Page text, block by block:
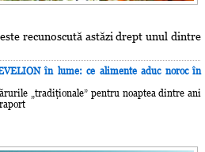
recunoscută astăzi drept unul dintre
în lume: ce alimente aduc noroc în
„tradiţionale” pentru noaptea dintre ani